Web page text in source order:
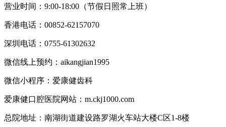
营业时间：9:00-18:00（节假日照常上班）
香港电话：00852-62157070
深圳电话：0755-61302632
微信线上预约：aikangjian1995
微信小程序：爱康健齿科
爱康健口腔医院网站：m.ckj1000.com
总院地址：南湖街道建设路罗湖火车站大楼C区1-8楼